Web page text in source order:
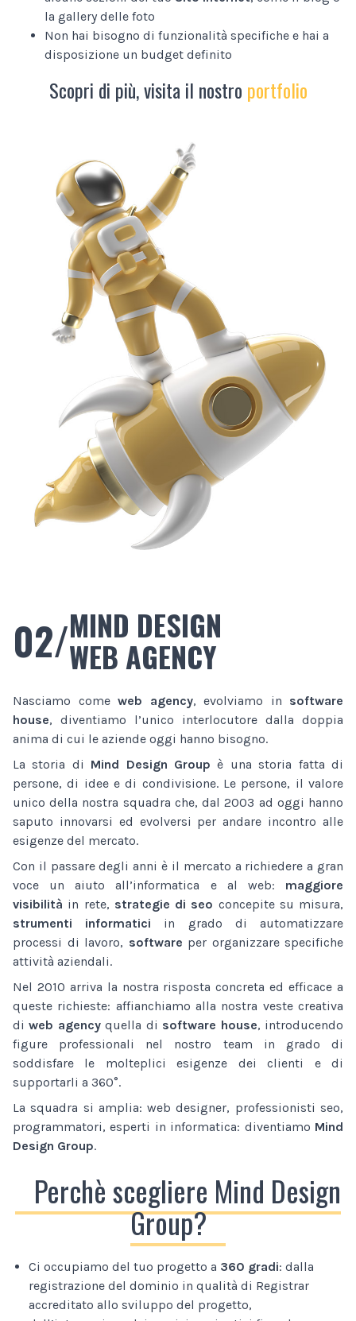
la gallery delle foto
Non hai bisogno di funzionalità specifiche e hai a
disposizione un budget definito
Scopri di più, visita il nostro portfolio
02/MIND DESIGN
WEB AGENCY
Nasciamo come web agency, evolviamo in software
house, diventiamo l’unico interlocutore dalla doppia
anima di cui le aziende oggi hanno bisogno.
La storia di Mind Design Group è una storia fatta di
persone, di idee e di condivisione. Le persone, il valore
unico della nostra squadra che, dal 2003 ad oggi hanno
saputo innovarsi ed evolversi per andare incontro alle
esigenze del mercato.
Con il passare degli anni è il mercato a richiedere a gran
voce un aiuto all’informatica e al web: maggiore
visibilità in rete, strategie di seo concepite su misura,
strumenti informatici in grado di automatizzare
processi di lavoro, software per organizzare specifiche
attività aziendali.
Nel 2010 arriva la nostra risposta concreta ed efficace a
queste richieste: affianchiamo alla nostra veste creativa
diweb agencyquella di software house, introducendo
figure professionali nel nostro team in grado di
soddisfare le molteplici esigenze dei clienti e di
supportarli a 360°.
La squadra si amplia: web designer, professionisti seo,
programmatori, esperti in informatica: diventiamo Mind
Design Group.
Perchè scegliere Mind Design
Group?
Ci occupiamo del tuo progetto a 360 gradi: dalla
registrazione del dominio in qualità di Registrar
accreditato allo sviluppo del progetto,